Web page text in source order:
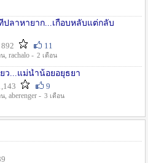
ลาหายาก...เกือบหลับแต่กลับ
11
น, rachalo - 2 เดือน
ว...แม่น้ำน้อยอยุธยา
9
น, aberenger - 3 เดือน